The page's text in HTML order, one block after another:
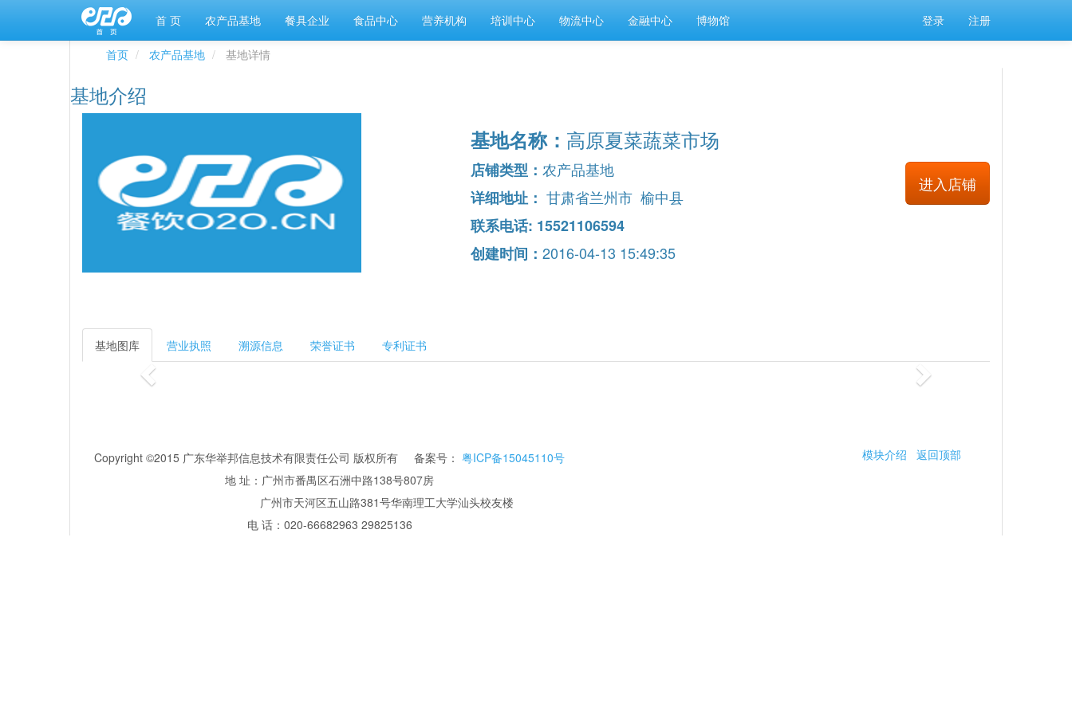
首 页 农产品基地 餐具企业 食品中心 营养机构 培训中心 物流中心 金融中心 博物馆 登录 注册
首页 农产品基地 基地详情
基地介绍
基地名称： 高原夏菜蔬菜市场
店铺类型： 农产品基地
进入店铺
详细地址： 甘肃省兰州市 榆中县
联系电话: 15521106594
创建时间： 2016-04-13 15:49:35
基地图库 营业执照 溯源信息 荣誉证书 专利证书
模块介绍 返回顶部
Copyright ©2015 广东华举邦信息技术有限责任公司 版权所有 备案号： 粤ICP备15045110号
地 址：广州市番禺区石洲中路138号807房
广州市天河区五山路381号华南理工大学汕头校友楼
电 话：020-66682963 29825136